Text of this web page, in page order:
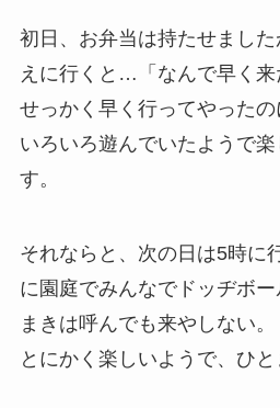
初日、お弁当は持たせまし
えに行くと…「なんで早く来
せっかく早く行ってやったの
いろいろ遊んでいたようで
す。
それならと、次の日は5時に
に園庭でみんなでドッヂボー
まきは呼んでも来やしない。
とにかく楽しいようで、ひと